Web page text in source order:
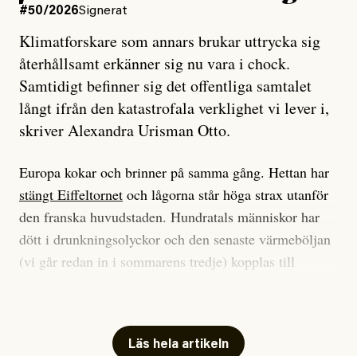
#50/2026Signerat
Klimatforskare som annars brukar uttrycka sig
återhållsamt erkänner sig nu vara i chock.
Samtidigt befinner sig det offentliga samtalet
långt ifrån den katastrofala verklighet vi lever i,
skriver Alexandra Urisman Otto.
Europa kokar och brinner på samma gång. Hettan har
stängt Eiffeltornet och lågorna står höga strax utanför
den franska huvudstaden. Hundratals människor har
dött i drunkningsolyckor och den senaste värmeböljan
(vi går redan in i sommarens tredje) kopplas till
Har du också panik i hettan? Känns det som en
mardröm? Bra, allt annat vore fullständigt orimligt.
Läs hela artikeln